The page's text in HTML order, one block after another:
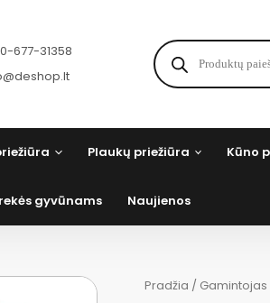
677-31358
Products
search
Plaukų priežiūra Kūno
gyvūnams Naujienos
Pradžia / Gamintojas